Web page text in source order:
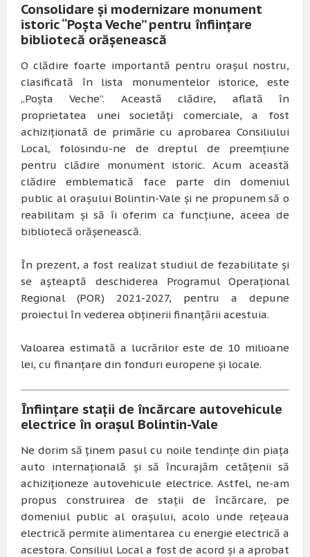
Consolidare și modernizare monument
istoric “Poșta Veche” pentru înființare
bibliotecă orășenească
O clădire foarte importantă pentru orașul nostru,
clasificată în lista monumentelor istorice, este
„Poșta Veche”. Această clădire, aflată în
proprietatea unei societăți comerciale, a fost
achiziționată de primărie cu aprobarea Consiliului
Local, folosindu-ne de dreptul de preemțiune
pentru clădire monument istoric. Acum această
clădire emblematică face parte din domeniul
public al orașului Bolintin-Vale și ne propunem să o
reabilitam și să îi oferim ca funcțiune, aceea de
bibliotecă orășenească.
În prezent, a fost realizat studiul de fezabilitate și
se așteaptă deschiderea Programul Operațional
Regional (POR) 2021-2027, pentru a depune
proiectul în vederea obținerii finanțării acestuia.
Valoarea estimată a lucrărilor este de 10 milioane
lei, cu finanțare din fonduri europene și locale.
Înființare stații de încărcare autovehicule
electrice în orașul Bolintin-Vale
Ne dorim să ținem pasul cu noile tendințe din piața
auto internațională și să încurajăm cetățenii să
achiziționeze autovehicule electrice. Astfel, ne-am
propus construirea de stații de încărcare, pe
domeniul public al orașului, acolo unde rețeaua
electrică permite alimentarea cu energie electrică a
acestora. Consiliul Local a fost de acord și a aprobat